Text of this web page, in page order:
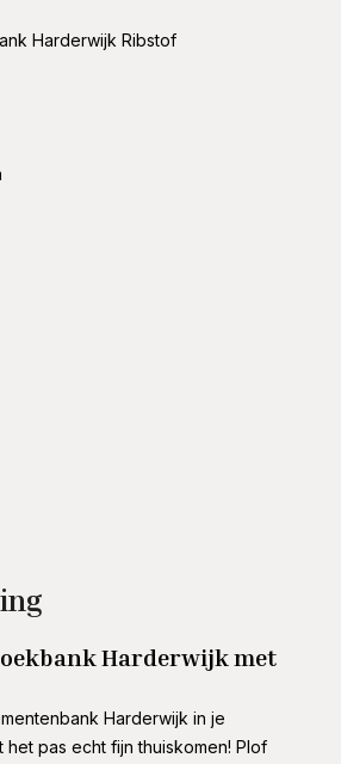
Harderwijk Ribstof
Harderwijk met
Harderwijk in je
pas echt fijn thuiskomen! Plof